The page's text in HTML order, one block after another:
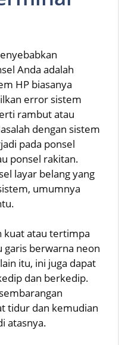
Anda adalah
HP biasanya
error sistem
rambut atau
dengan sistem
pada ponsel
ponsel rakitan.
layar belang yang
umumnya
kuat atau tertimpa
garis berwarna neon
itu, ini juga dapat
dan berkedip.
tidur dan kemudian
atasnya.